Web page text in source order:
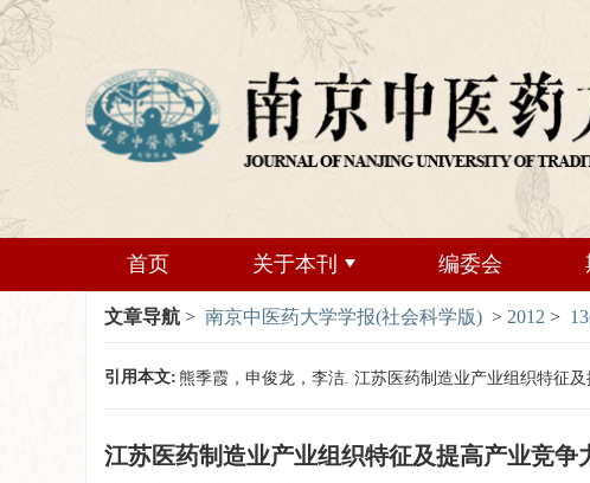
首页 关于本刊 编委会
文章导航 > 南京中医药大学学报(社会科学版) > 2012 >
引用本文: 熊季霞，申俊龙，李洁. 江苏医药制造业产业组织特征
江苏医药制造业产业组织特征及提高产业竞争